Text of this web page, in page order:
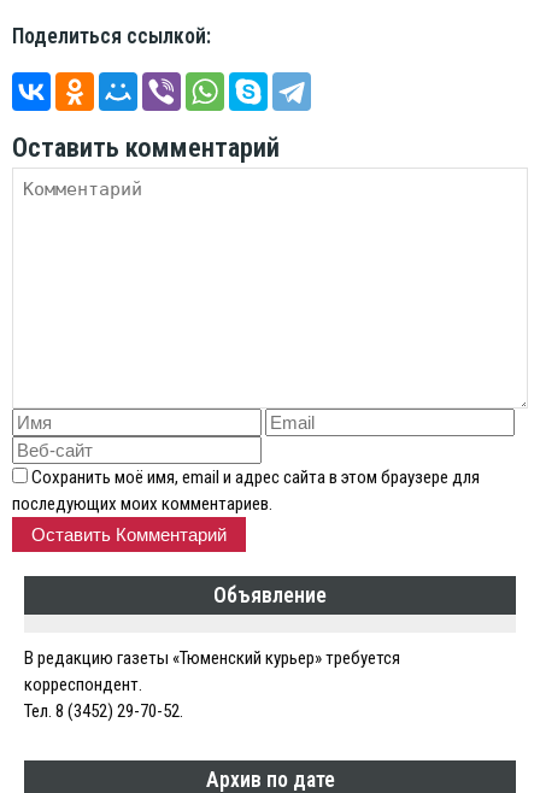
Поделиться ссылкой:
Оставить комментарий
Сохранить моё имя, email и адрес сайта в этом браузере для
последующих моих комментариев.
Объявление
В редакцию газеты «Тюменский курьер» требуется
корреспондент.
Тел. 8 (3452) 29-70-52.
Архив по дате